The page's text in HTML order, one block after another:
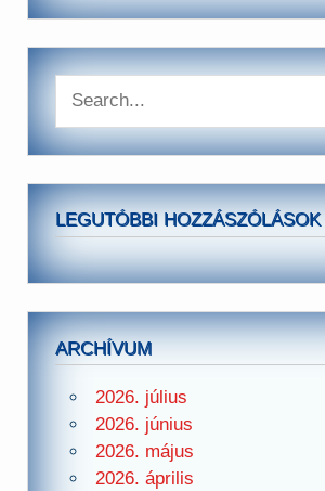
LEGUTÓBBI HOZZÁSZÓLÁSOK
ARCHÍVUM
2026. július
2026. június
2026. május
2026. április